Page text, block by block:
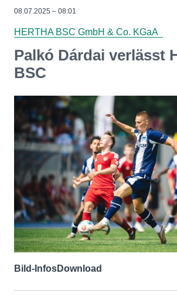
08.07.2025 – 08:01
HERTHA BSC GmbH & Co. KGaA
Palkó Dárdai verlässt
BSC
Bild-InfosDownload